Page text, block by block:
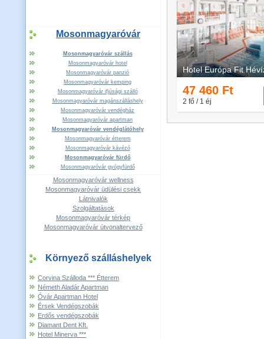
Mosonmagyaróvár
Mosonmagyaróvár szállás
Mosonmagyaróvár hotel
Mosonmagyaróvár panzió
Mosonmagyaróvár kemping
Mosonmagyaróvár ifjúsági szálló
Mosonmagyaróvár magánszálláshely
Mosonmagyaróvár vendégház
Mosonmagyaróvár apartman
Mosonmagyaróvár vendéglátóhely
Mosonmagyaróvár étterem
Mosonmagyaróvár kávézó
Mosonmagyaróvár fürdő
Mosonmagyaróvár gyógyfürdő
Mosonmagyaróvár wellness
Mosonmagyaróvár üdülési csekk
Látnivalók
Szolgáltatások
Mosonmagyaróvár térkép
Mosonmagyaróvár útvonaltervező
Környező szálláshelyek
Corvina Szálloda *** Étterem
Németh Aladár Apartman
Óvár Apartman Hotel
Érsek Vendégszobák
Erdős vendégszobák
Diamant Dent Kft.
Hotel Minerva ***